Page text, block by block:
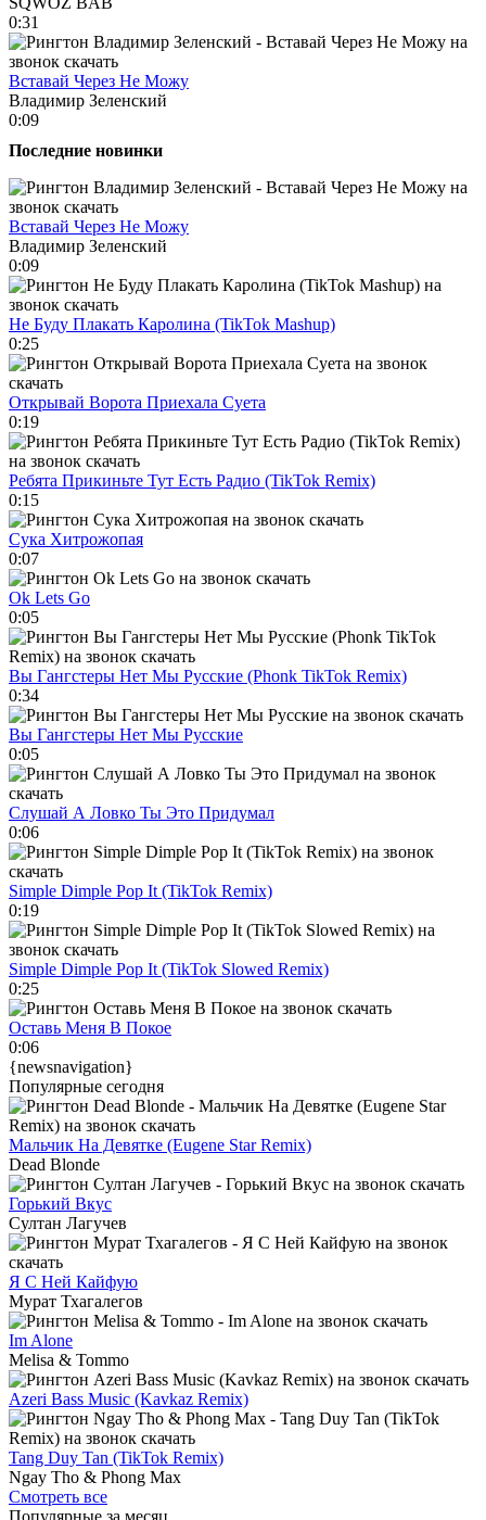
0:31
Вставай Через Не Можу
Владимир Зеленский
0:09
Последние новинки
Вставай Через Не Можу
Владимир Зеленский
0:09
Не Буду Плакать Каролина (TikTok Mashup)
0:25
Открывай Ворота Приехала Суета
0:19
Ребята Прикиньте Тут Есть Радио (TikTok Remix)
0:15
Сука Хитрожопая
0:07
Ok Lets Go
0:05
Вы Гангстеры Нет Мы Русские (Phonk TikTok Remix)
0:34
Вы Гангстеры Нет Мы Русские
0:05
Слушай А Ловко Ты Это Придумал
0:06
Simple Dimple Pop It (TikTok Remix)
0:19
Simple Dimple Pop It (TikTok Slowed Remix)
0:25
Оставь Меня В Покое
0:06
{newsnavigation}
Популярные сегодня
Мальчик На Девятке (Eugene Star Remix)
Dead Blonde
Горький Вкус
Султан Лагучев
Я С Ней Кайфую
Мурат Тхагалегов
Im Alone
Melisa & Tommo
Azeri Bass Music (Kavkaz Remix)
Tang Duy Tan (TikTok Remix)
Ngay Tho & Phong Max
Смотреть все
Популярные за месяц